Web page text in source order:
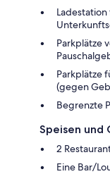
Parkplätze
Parkplätze
(gegen
Begrenzte
Speisen und
2
Eine Bar/